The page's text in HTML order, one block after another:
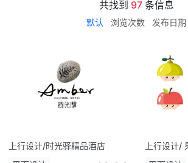
共找到 97条信息
默认 浏览次数 发布日期
上行设计/时光驿精品酒店
上行设计/